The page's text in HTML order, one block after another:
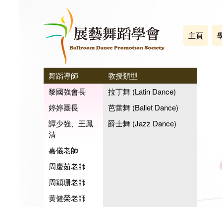
主頁
舞蹈導師
黎國強會長
婷婷團長
譚少強、王鳳
清
嘉儀老師
周慶茹老師
周穎珊老師
黄健榮老師
教授類型
拉丁舞 (Latin Dance)
芭蕾舞 (Ballet Dance)
爵士舞 (Jazz Dance)